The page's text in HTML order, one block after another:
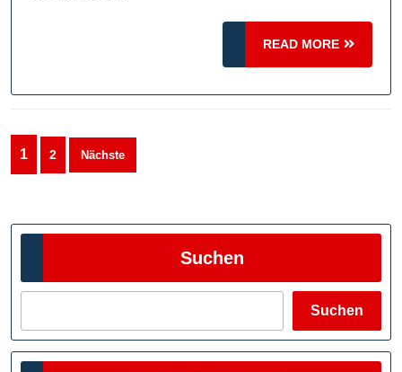
READ MORE
READ
MORE
Seitennummerierung
der
1 2 Nächste
Suchen
Suchen